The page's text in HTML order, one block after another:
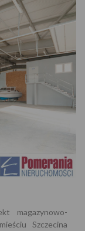
magazynowo-
Szczecina